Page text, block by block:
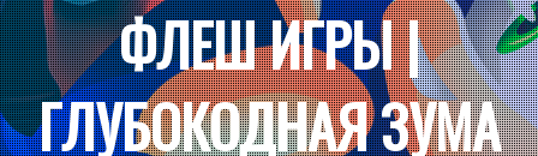
ФЛЕШ ИГРЫ |
ГЛУБОКОДНАЯ ЗУМА